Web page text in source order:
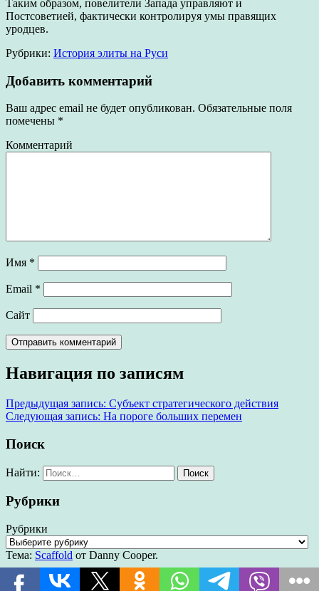
Таким образом, повелители Запада управляют и
Постсоветией, фактически контролируя умы правящих
уродцев.
Рубрики: История элиты на Руси
Добавить комментарий
Ваш адрес email не будет опубликован. Обязательные поля
помечены *
Комментарий
Имя *
Email *
Сайт
Навигация по записям
Предыдущая запись: Субъект стратегического действия
Следующая запись: На пороге больших перемен
Поиск
Найти:
Рубрики
Рубрики
Тема: Scaffold от Danny Cooper.